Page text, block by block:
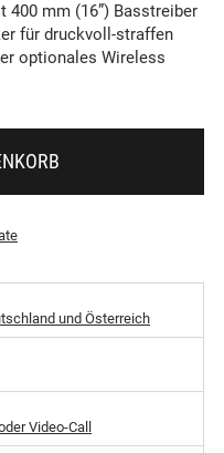
400 mm (16”) Basstreiber
für druckvoll-straffen
optionales Wireless
und Österreich
Video-Call